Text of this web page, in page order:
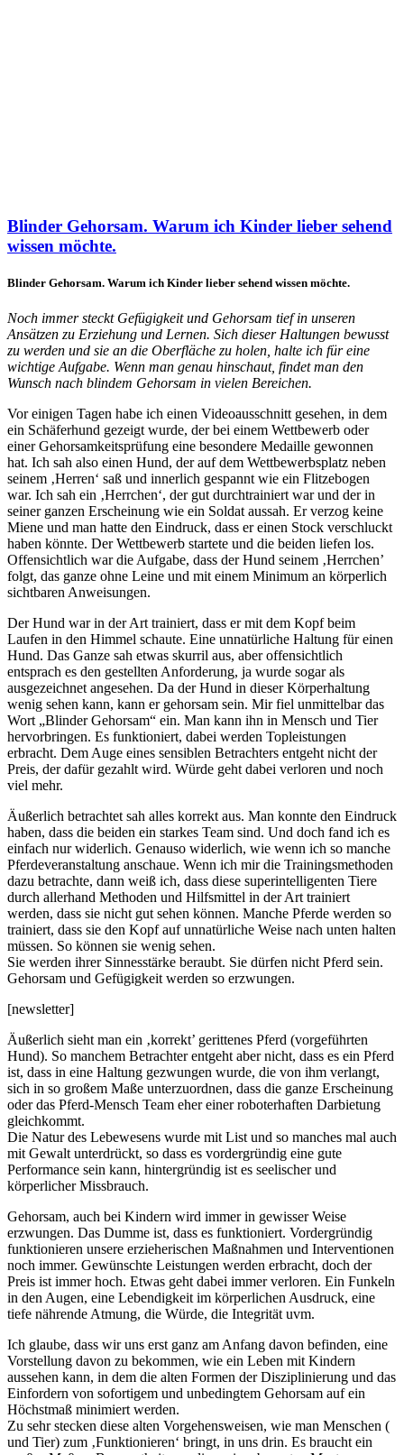
Blinder Gehorsam. Warum ich Kinder lieber sehend
wissen möchte.
Blinder Gehorsam. Warum ich Kinder lieber sehend wissen möchte.
Noch immer steckt Gefügigkeit und Gehorsam tief in unseren
Ansätzen zu Erziehung und Lernen. Sich dieser Haltungen bewusst
zu werden und sie an die Oberfläche zu holen, halte ich für eine
wichtige Aufgabe. Wenn man genau hinschaut, findet man den
Wunsch nach blindem Gehorsam in vielen Bereichen.
Vor einigen Tagen habe ich einen Videoausschnitt gesehen, in dem
ein Schäferhund gezeigt wurde, der bei einem Wettbewerb oder
einer Gehorsamkeitsprüfung eine besondere Medaille gewonnen
hat. Ich sah also einen Hund, der auf dem Wettbewerbsplatz neben
seinem ‚Herren‘ saß und innerlich gespannt wie ein Flitzebogen
war. Ich sah ein ‚Herrchen‘, der gut durchtrainiert war und der in
seiner ganzen Erscheinung wie ein Soldat aussah. Er verzog keine
Miene und man hatte den Eindruck, dass er einen Stock verschluckt
haben könnte. Der Wettbewerb startete und die beiden liefen los.
Offensichtlich war die Aufgabe, dass der Hund seinem ‚Herrchen’
folgt, das ganze ohne Leine und mit einem Minimum an körperlich
sichtbaren Anweisungen.
Der Hund war in der Art trainiert, dass er mit dem Kopf beim
Laufen in den Himmel schaute. Eine unnatürliche Haltung für einen
Hund. Das Ganze sah etwas skurril aus, aber offensichtlich
entsprach es den gestellten Anforderung, ja wurde sogar als
ausgezeichnet angesehen. Da der Hund in dieser Körperhaltung
wenig sehen kann, kann er gehorsam sein. Mir fiel unmittelbar das
Wort „Blinder Gehorsam“ ein. Man kann ihn in Mensch und Tier
hervorbringen. Es funktioniert, dabei werden Topleistungen
erbracht. Dem Auge eines sensiblen Betrachters entgeht nicht der
Preis, der dafür gezahlt wird. Würde geht dabei verloren und noch
viel mehr.
Äußerlich betrachtet sah alles korrekt aus. Man konnte den Eindruck
haben, dass die beiden ein starkes Team sind. Und doch fand ich es
einfach nur widerlich. Genauso widerlich, wie wenn ich so manche
Pferdeveranstaltung anschaue. Wenn ich mir die Trainingsmethoden
dazu betrachte, dann weiß ich, dass diese superintelligenten Tiere
durch allerhand Methoden und Hilfsmittel in der Art trainiert
werden, dass sie nicht gut sehen können. Manche Pferde werden so
trainiert, dass sie den Kopf auf unnatürliche Weise nach unten halten
müssen. So können sie wenig sehen.
Sie werden ihrer Sinnesstärke beraubt. Sie dürfen nicht Pferd sein.
Gehorsam und Gefügigkeit werden so erzwungen.
[newsletter]
Äußerlich sieht man ein ‚korrekt’ gerittenes Pferd (vorgeführten
Hund). So manchem Betrachter entgeht aber nicht, dass es ein Pferd
ist, dass in eine Haltung gezwungen wurde, die von ihm verlangt,
sich in so großem Maße unterzuordnen, dass die ganze Erscheinung
oder das Pferd-Mensch Team eher einer roboterhaften Darbietung
gleichkommt.
Die Natur des Lebewesens wurde mit List und so manches mal auch
mit Gewalt unterdrückt, so dass es vordergründig eine gute
Performance sein kann, hintergründig ist es seelischer und
körperlicher Missbrauch.
Gehorsam, auch bei Kindern wird immer in gewisser Weise
erzwungen. Das Dumme ist, dass es funktioniert. Vordergründig
funktionieren unsere erzieherischen Maßnahmen und Interventionen
noch immer. Gewünschte Leistungen werden erbracht, doch der
Preis ist immer hoch. Etwas geht dabei immer verloren. Ein Funkeln
in den Augen, eine Lebendigkeit im körperlichen Ausdruck, eine
tiefe nährende Atmung, die Würde, die Integrität uvm.
Ich glaube, dass wir uns erst ganz am Anfang davon befinden, eine
Vorstellung davon zu bekommen, wie ein Leben mit Kindern
aussehen kann, in dem die alten Formen der Disziplinierung und das
Einfordern von sofortigem und unbedingtem Gehorsam auf ein
Höchstmaß minimiert werden.
Zu sehr stecken diese alten Vorgehensweisen, wie man Menschen (
und Tier) zum ‚Funktionieren‘ bringt, in uns drin. Es braucht ein